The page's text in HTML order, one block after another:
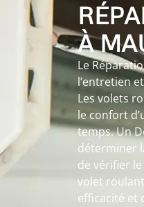
À
Le
l’entretien
Les volets
le confort
temps. Un
déterminer
de vérifier
volet
efficacité et